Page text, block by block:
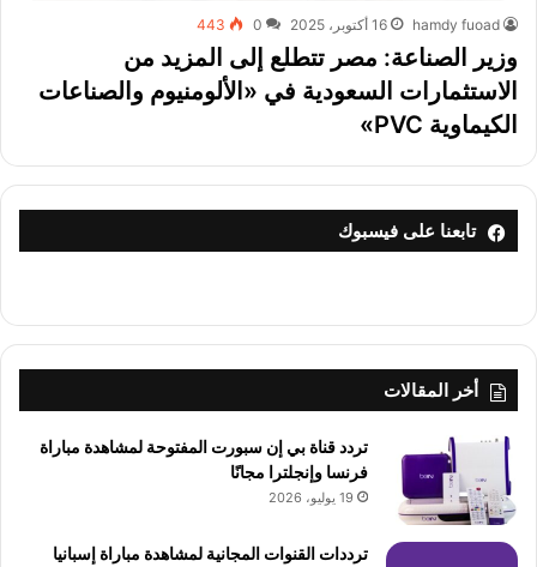
hamdy fuoad 16 أكتوبر، 2025 0
443
وزير الصناعة: مصر تتطلع إلى المزيد من
الاستثمارات السعودية في «الألومنيوم والصناعات
الكيماوية PVC»
تابعنا على فيسبوك
أخر المقالات
تردد قناة بي إن سبورت المفتوحة لمشاهدة مباراة
فرنسا وإنجلترا مجانًا
19 يوليو، 2026
ترددات القنوات المجانية لمشاهدة مباراة إسبانيا